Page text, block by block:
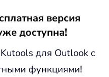
версия
доступна!
для Outlook с
функциями!